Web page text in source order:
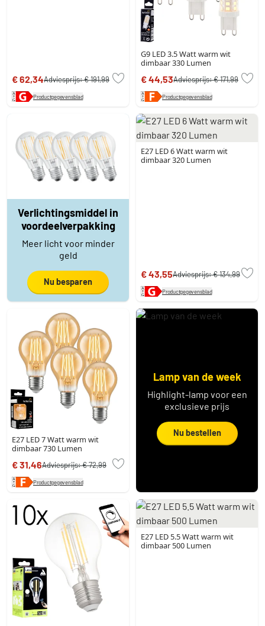
€ 62,34Adviesprijs:€ 191,99
Productgegevensblad
G9 LED 3.5 Watt warm wit
dimbaar 330 Lumen
€ 44,53Adviesprijs:€ 171,99
Productgegevensblad
Verlichtingsmiddel in
voordeelverpakking
Meer licht voor minder
geld
Nu besparen
E27 LED 6 Watt warm wit
dimbaar 320 Lumen
€ 43,55Adviesprijs:€ 134,99
Productgegevensblad
E27 LED 7 Watt warm wit
dimbaar 730 Lumen
€ 31,46Adviesprijs:€ 72,99
Productgegevensblad
Lamp van de week
Highlight-lamp voor een
exclusieve prijs
Nu bestellen
E27 LED 5.5 Watt warm wit
dimbaar 500 Lumen